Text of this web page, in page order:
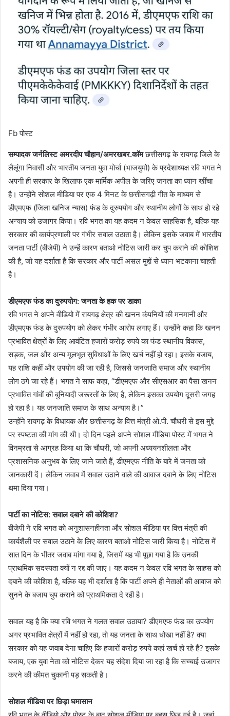
Fb पोस्ट
सम्पादक जर्नलिस्ट अमरदीप चौहान/अमरखबर.कॉमछत्तीसगढ़ के रायगढ़ जिले के
लैलूंगा निवासी और भारतीय जनता युवा मोर्चा (भाजयुमो) के प्रदेशाध्यक्ष रवि भगत ने
अपनी ही सरकार के खिलाफ एक मार्मिक अपील के जरिए जनता का ध्यान खींचा
है। उन्होंने सोशल मीडिया पर एक 4 मिनट के छत्तीसगढ़ी गीत के माध्यम से
डीएमएफ (जिला खनिज न्यास) फंड के दुरुपयोग और स्थानीय लोगों के साथ हो रहे
अन्याय को उजागर किया। रवि भगत का यह कदम न केवल साहसिक है, बल्कि यह
सरकार की कार्यप्रणाली पर गंभीर सवाल उठाता है। लेकिन इसके जवाब में भारतीय
जनता पार्टी (बीजेपी) ने उन्हें कारण बताओ नोटिस जारी कर चुप कराने की कोशिश
की है, जो यह दर्शाता है कि सरकार और पार्टी असल मुद्दों से ध्यान भटकाना चाहती
है।
डीएमएफ फंड का दुरुपयोग: जनता के हक पर डाका
रवि भगत ने अपने वीडियो में रायगढ़ क्षेत्र की खनन कंपनियों की मनमानी और
डीएमएफ फंड के दुरुपयोग को लेकर गंभीर आरोप लगाए हैं। उन्होंने कहा कि खनन
प्रभावित क्षेत्रों के लिए आवंटित हजारों करोड़ रुपये का फंड स्थानीय विकास,
सड़क, जल और अन्य मूलभूत सुविधाओं के लिए खर्च नहीं हो रहा। इसके बजाय,
यह राशि कहीं और उपयोग की जा रही है, जिससे जनजाति समाज और स्थानीय
लोग ठगे जा रहे हैं। भगत ने साफ कहा, “डीएमएफ और सीएसआर का पैसा खनन
प्रभावित गांवों की बुनियादी जरूरतों के लिए है, लेकिन इसका उपयोग दूसरी जगह
हो रहा है। यह जनजाति समाज के साथ अन्याय है।”
उन्होंने रायगढ़ के विधायक और छत्तीसगढ़ के वित्त मंत्री ओ.पी. चौधरी से इस मुद्दे
पर स्पष्टता की मांग की थी। दो दिन पहले अपने सोशल मीडिया पोस्ट में भगत ने
विनम्रता से आग्रह किया था कि चौधरी, जो अपनी अध्ययनशीलता और
प्रशासनिक अनुभव के लिए जाने जाते हैं, डीएमएफ नीति के बारे में जनता को
जानकारी दें। लेकिन जवाब में सवाल उठाने वाले की आवाज दबाने के लिए नोटिस
थमा दिया गया।
पार्टी का नोटिस: सवाल दबाने की कोशिश?
बीजेपी ने रवि भगत को अनुशासनहीनता और सोशल मीडिया पर वित्त मंत्री की
कार्यशैली पर सवाल उठाने के लिए कारण बताओ नोटिस जारी किया है। नोटिस में
सात दिन के भीतर जवाब मांगा गया है, जिसमें यह भी पूछा गया है कि उनकी
प्राथमिक सदस्यता क्यों न रद्द की जाए। यह कदम न केवल रवि भगत के साहस को
दबाने की कोशिश है, बल्कि यह भी दर्शाता है कि पार्टी अपने ही नेताओं की आवाज को
सुनने के बजाय चुप कराने को प्राथमिकता दे रही है।
सवाल यह है कि क्या रवि भगत ने गलत सवाल उठाया? डीएमएफ फंड का उपयोग
अगर प्रभावित क्षेत्रों में नहीं हो रहा, तो यह जनता के साथ धोखा नहीं है? क्या
सरकार को यह जवाब देना चाहिए कि हजारों करोड़ रुपये कहां खर्च हो रहे हैं? इसके
बजाय, एक युवा नेता को नोटिस देकर यह संदेश दिया जा रहा है कि सच्चाई उजागर
करने की कीमत चुकानी पड़ सकती है।
सोशल मीडिया पर छिड़ा घमासान